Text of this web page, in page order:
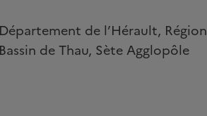
de l’Hérault, Région
de Thau, Sète Agglopôle